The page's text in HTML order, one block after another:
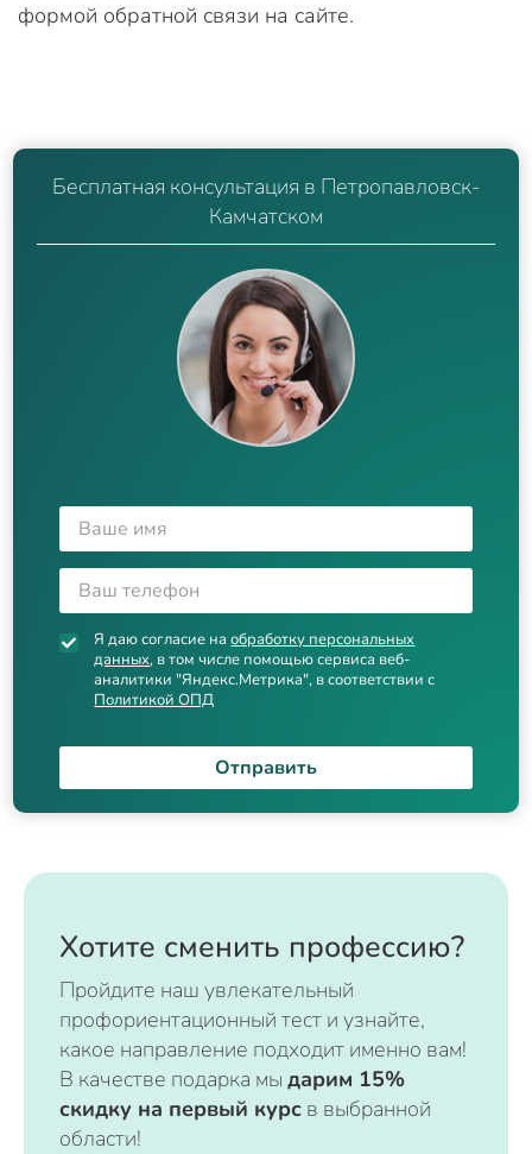
формой обратной связи на сайте.
Бесплатная консультация в Петропавловск-
Камчатском
Я даю согласие наобработку персональных
данных, в том числе помощью сервиса веб-
аналитики "Яндекс.Метрика", в соответствии с
Политикой ОПД
Отправить
Хотите сменить профессию?
Пройдите наш увлекательный
профориентационный тест и узнайте,
какое направление подходит именно вам!
В качестве подарка мы дарим 15%
скидку на первый курс в выбранной
области!